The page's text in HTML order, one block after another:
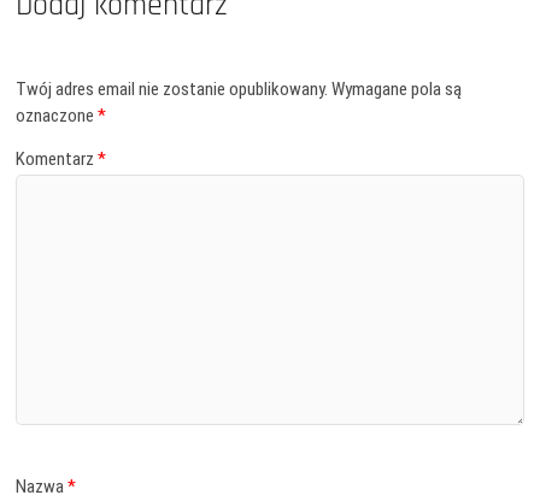
Twój adres email nie zostanie opublikowany. Wymagane pola są
oznaczone*
Komentarz*
Nazwa*